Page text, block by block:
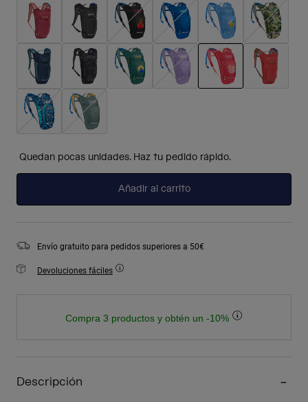
Quedan pocas unidades. Haz tu pedido rápido.
Añadir al carrito
Envío gratuito para pedidos superiores a 50€
Devoluciones fáciles
Compra 3 productos y obtén un -10%
Descripción